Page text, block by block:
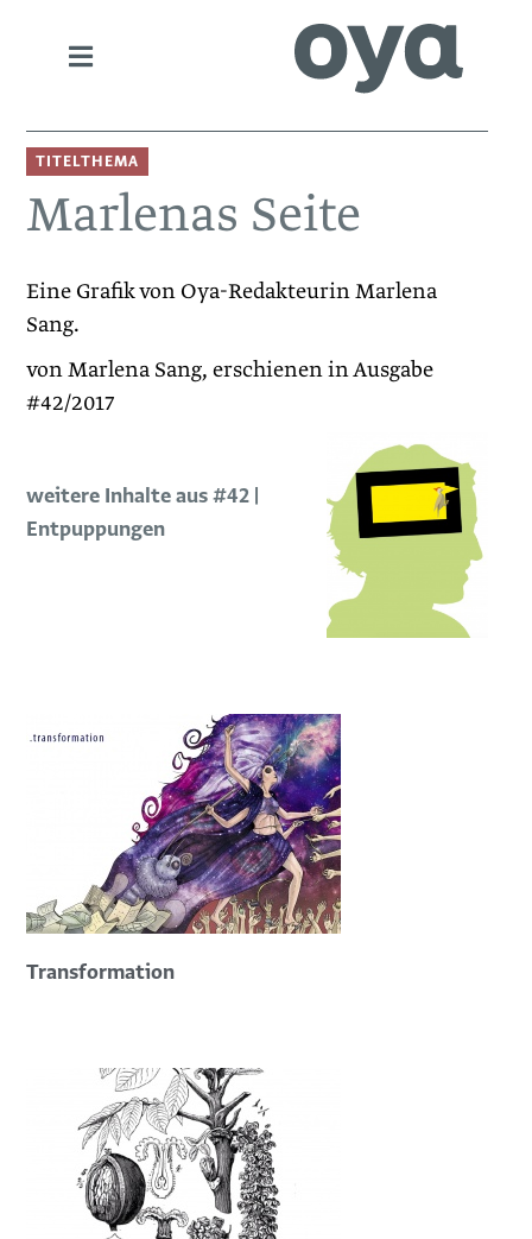
TITELTHEMA
Marlenas Seite
Eine Grafik von Oya-Redakteurin Marlena
Sang.
von Marlena Sang, erschienen in Ausgabe
#42/2017
weitere Inhalte aus #42 |
Entpuppungen
Transformation